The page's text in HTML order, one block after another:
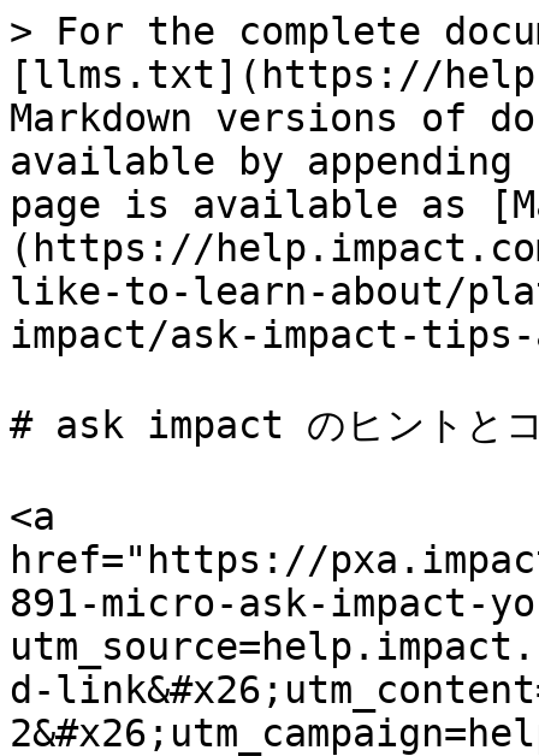
> For the complete
[llms.txt](https://
Markdown versions of
available by
page is available as
(https://
like-to-learn-about/
impact/ask-impact-
# ask impact のヒントと
<a
href="https://
891-micro-ask-impact-
d-